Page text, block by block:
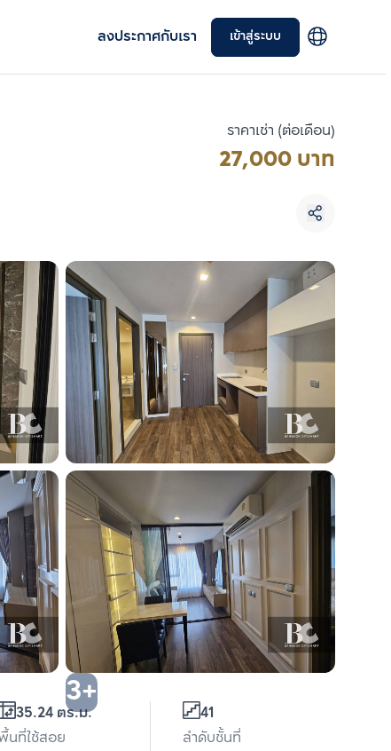
ลงประกาศกับเรา เข้าสู่ระบบ
ราคาเช่า (ต่อเดือน)
27,000 บาท
3+
35.24 ตร.ม.
นที่ใช้สอย
41
ลำดับชั้นที่
อกยูนิตเพื่อเปรียบเทียบ
อกได้สูงสุด 3 รายการ
เปรียบเทียบ
ลบทั้งหมด